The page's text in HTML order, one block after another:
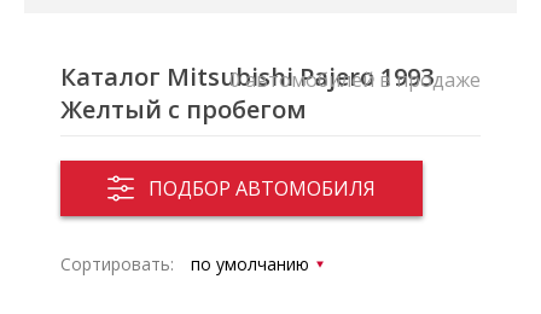
Каталог Mitsubishi Pajero 1993
Желтый с пробегом
ПОДБОР АВТОМОБИЛЯ
0 автомобилей в продаже
Сортировать: